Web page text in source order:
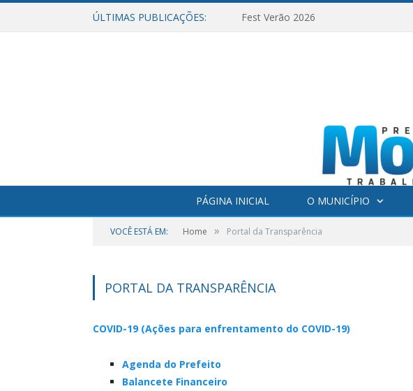
ÚLTIMAS PUBLICAÇÕES: Fest Verão 2026
PÁGINA INICIAL O MUNICÍPIO
VOCÊ ESTÁ EM: Home » Portal da Transparência
PORTAL DA TRANSPARÊNCIA
COVID-19 (Ações para enfrentamento do COVID-19)
Agenda do Prefeito
Balancete Financeiro